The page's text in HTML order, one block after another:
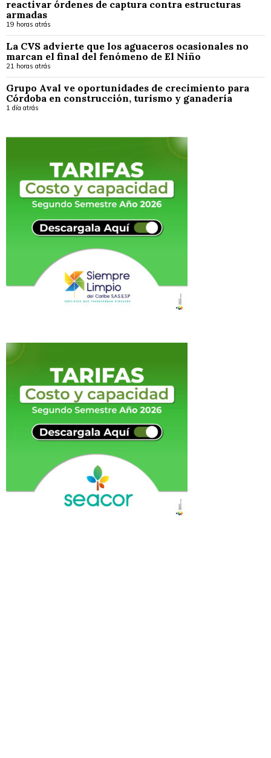
reactivar órdenes de captura contra estructuras
armadas
19 horas atrás
La CVS advierte que los aguaceros ocasionales no
marcan el final del fenómeno de El Niño
21 horas atrás
Grupo Aval ve oportunidades de crecimiento para
Córdoba en construcción, turismo y ganadería
1 día atrás